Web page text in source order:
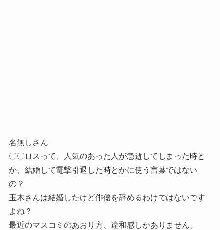
名無しさん
〇〇ロスって、人気のあった人が急逝してしまった時と
か、結婚して電撃引退した時とかに使う言葉ではない
の？
玉木さんは結婚したけど俳優を辞めるわけではないです
よね？
最近のマスコミのあおり方、違和感しかありません。